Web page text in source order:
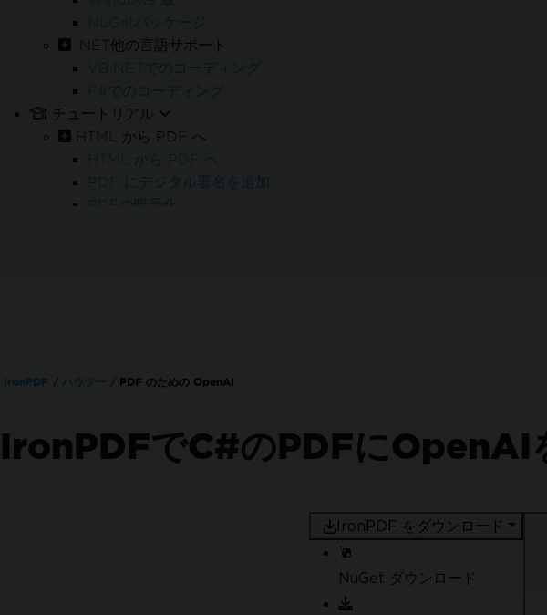
NuGetパッケージ
.NET他の言語サポート
VB.NETでのコーディング
F#でのコーディング
チュートリアル
HTML から PDF へ
HTML から PDF へ
PDF にデジタル署名を追加
PDFの暗号化
PDF アクセシビリティ (PDF/UA)
PDF作成
PDFの作成
IronPDF ハウツー PDF のための OpenAI
IronPDFでC#のPDFにOpenAI
IronPDF をダウンロード
NuGet ダウンロード